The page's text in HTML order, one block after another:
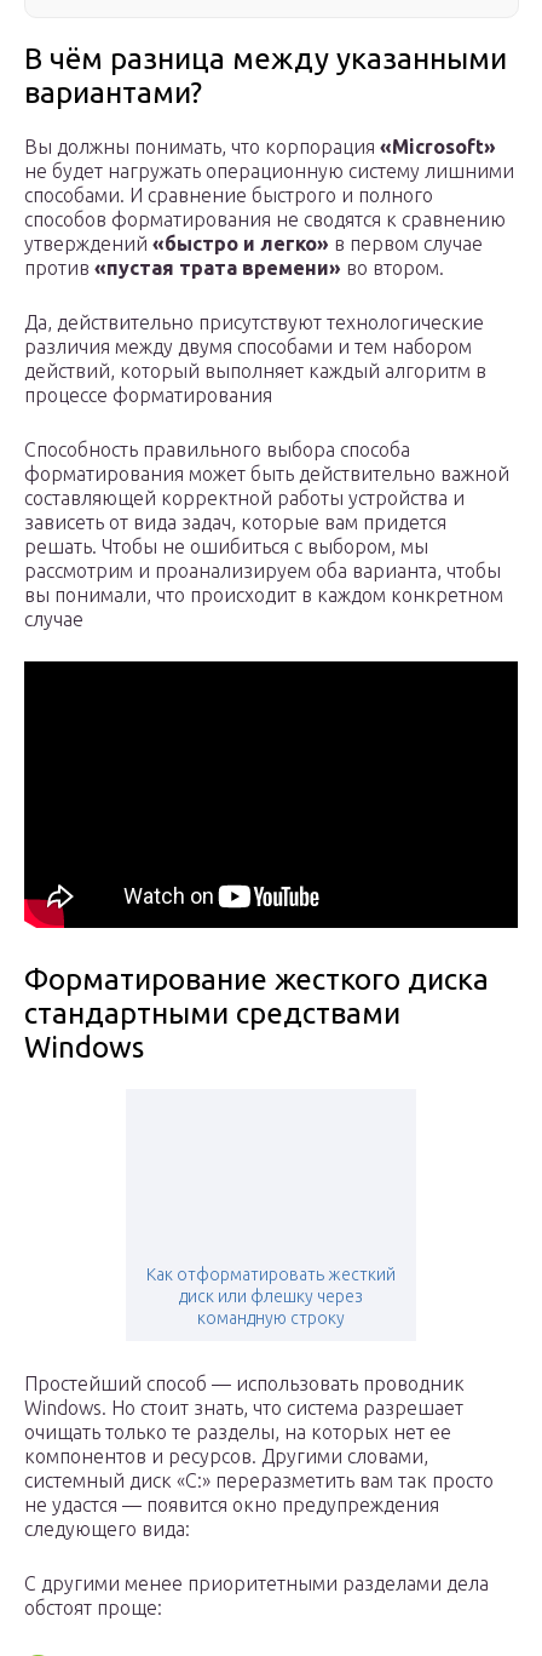
В чём разница между указанными
вариантами?
Вы должны понимать, что корпорация «Microsoft»
не будет нагружать операционную систему лишними
способами. И сравнение быстрого и полного
способов форматирования не сводятся к сравнению
утверждений «быстро и легко» в первом случае
против «пустая трата времени» во втором.
Да, действительно присутствуют технологические
различия между двумя способами и тем набором
действий, который выполняет каждый алгоритм в
процессе форматирования
Способность правильного выбора способа
форматирования может быть действительно важной
составляющей корректной работы устройства и
зависеть от вида задач, которые вам придется
решать. Чтобы не ошибиться с выбором, мы
рассмотрим и проанализируем оба варианта, чтобы
вы понимали, что происходит в каждом конкретном
случае
Форматирование жесткого диска
стандартными средствами
Windows
Как отформатировать жесткий
диск или флешку через
командную строку
Простейший способ — использовать проводник
Windows. Но стоит знать, что система разрешает
очищать только те разделы, на которых нет ее
компонентов и ресурсов. Другими словами,
системный диск «C:» переразметить вам так просто
не удастся — появится окно предупреждения
следующего вида:
С другими менее приоритетными разделами дела
обстоят проще: